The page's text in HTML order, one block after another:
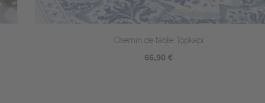
Chemin de table Topkapi
66,90 €